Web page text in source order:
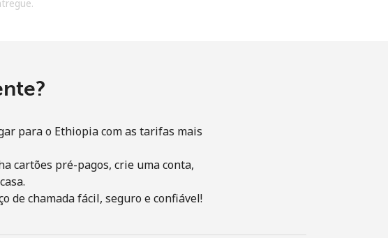
para o Ethiopia com as tarifas mais
cartões pré-pagos, crie uma conta,
de chamada fácil, seguro e confiável!